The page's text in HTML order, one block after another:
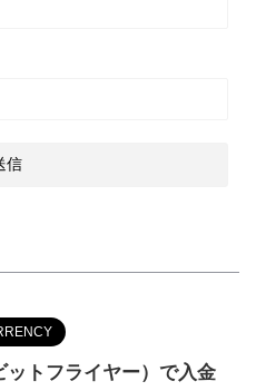
トフライヤー）で入金